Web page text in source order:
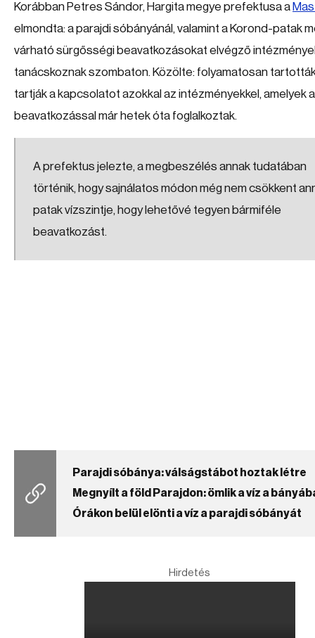
Korábban Petres Sándor, Hargita megye prefektusa a
elmondta: a parajdi sóbányánál, valamint a Korond-patak
várható sürgősségi beavatkozásokat elvégző
tanácskoznak szombaton. Közölte: folyamatosan
tartják a kapcsolatot azokkal az intézményekkel, amelyek a
beavatkozással már hetek óta foglalkoztak.
A prefektus jelezte, a megbeszélés annak tudatában
történik, hogy sajnálatos módon még nem csökkent
patak vízszintje, hogy lehetővé tegyen bármiféle
beavatkozást.
Parajdi sóbánya: válságstábot hoztak létre
Megnyílt a föld Parajdon: ömlik a víz a
Órákon belül elönti a víz a parajdi sóbányát
Hirdetés